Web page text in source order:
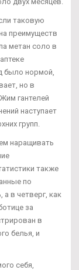
таковую
преимуществ
метан соло в
было нормой,
но в
гантелей
наступает
групп.
наращивать
также
по
в четверг, как
за
в
белья, и
себя,